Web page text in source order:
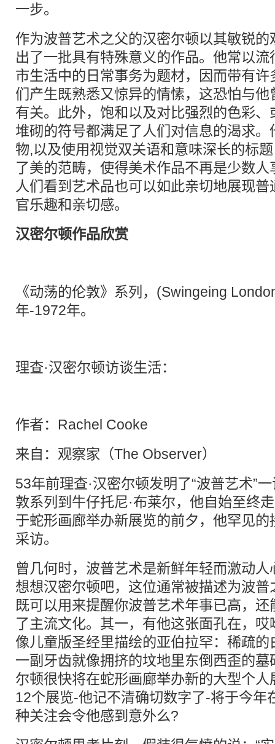
一步。
作为波普艺术之父的汉密尔顿以其敏锐
出了一批具有特殊意义的作品。他常以
市生活中的日常事务为题材，因而带有
们产生既熟悉又惊异的情愫，这恐怕与
有关。此外，饱和以及对比强烈的色彩
堆砌的符号都满足了人们对信息的渴求
物,以及使用视觉双关语和意味深长的标
了美的范畴，使得美术作品不再是少数
人们看到艺术品也可以如此亲切地展现
官乐趣和亲切感。
汉密尔顿作品欣赏
《动荡的伦敦》系列，(Swingeing
年-1972年。
理查·汉密尔顿访谈生活：
作者：Rachel Cooke
来自：观察家（The Observer）
53年前理查·汉密尔顿发明了“波普艺术”
敦系列到牛仔托尼·布莱尔，他自始至终
于蛇形画廊举办新展览的前夕，他罕见的
采访。
曾几何时，波普艺术是新鲜年轻而激动
想想汉密尔顿吧，这位通常被描述为波
既可以用来提醒你波普艺术年事已高，
了主流文化。其一，有他这张面孔在，
像儿童版圣经里描绘的亚伯拉罕：稀疏
一副牙齿就像拥挤的坟地里东倒西歪的
尔顿很快将在蛇形画廊举办新的大型个
12个展览-他记不清确切数字了-将于今年
种关注会令他感到意外么?